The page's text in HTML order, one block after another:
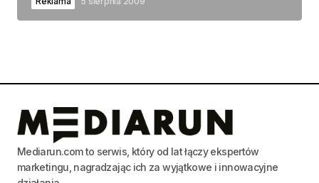
Mediarun.com to serwis, który od lat łączy ekspertów
marketingu, nagradzając ich za wyjątkowe i innowacyjne